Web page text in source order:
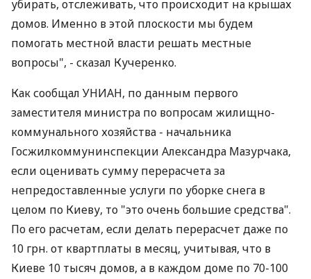
убирать, отслеживать, что происходит на крышах
домов. Именно в этой плоскости мы будем
помогать местной власти решать местные
вопросы", - сказал Кучеренко.
Как сообщал УНИАН, по данным первого
заместителя министра по вопросам жилищно-
коммунального хозяйства - начальника
Госжилкоммунинспекции Александра Мазурчака,
если оценивать сумму перерасчета за
непредоставленные услуги по уборке снега в
целом по Киеву, то "это очень большие средства".
По его расчетам, если делать перерасчет даже по
10 грн. от квартплаты в месяц, учитывая, что в
Киеве 10 тысяч домов, а в каждом доме по 70-100